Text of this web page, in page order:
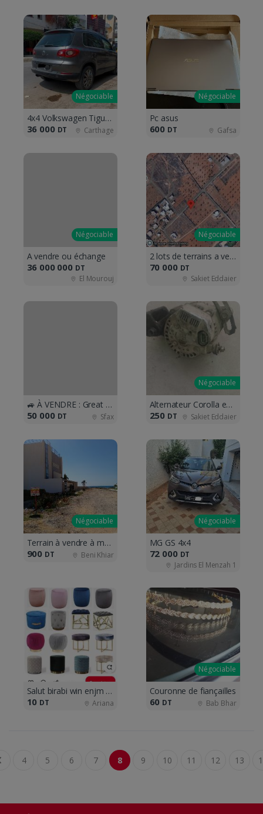
Négociable
4x4 Volkswagen Tiguan 4Motion Highline
36 000 DT Carthage
Négociable
Pc asus
600 DT Gafsa
Négociable
A vendre ou échange
36 000 000 DT
El Mourouj
Négociable
2 lots de terrains a vendre
70 000 DT
Sakiet Eddaier
🚙 À VENDRE : Great Wall Wingle 5 Pick-u
50 000 DT Sfax
Négociable
Alternateur Corolla e100
250 DT Sakiet Eddaier
Négociable
Terrain à vendre à maamoura plage
900 DT Beni Khiar
Négociable
MG GS 4x4
72 000 DT
Jardins El Menzah 1
Salut birabi win enjm nal9 kim hathoum
10 DT Ariana
Négociable
Couronne de fiançailles
60 DT Bab Bhar
4 5 6 7 8 9 10 11 12 13